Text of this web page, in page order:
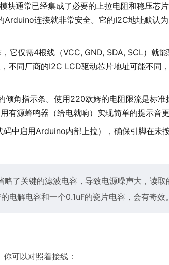
块通常已经集成了必要的上拉电阻和稳压芯
连接就非常安全。它的I2C地址默认
它仅需4根线（VCC, GND, SDA, SCL）就
不同厂商的I2C LCD驱动芯片地址可能不同
角指示条。使用220欧姆的电阻限流是标准
有源蜂鸣器（给电就响）实现简单的提示音
中启用Arduino内部上拉），确保引脚在未
了关键的滤波电容，导致电源噪声大，读取
电解电容和一个0.1uF的瓷片电容，会有奇效
可以对照着接线：